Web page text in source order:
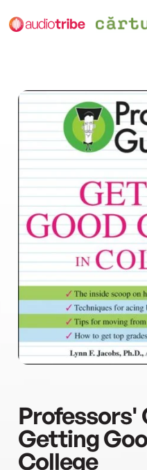
Professors'
Getting
College